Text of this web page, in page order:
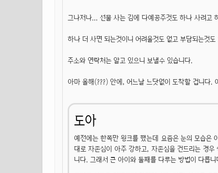
그나저나... 선물 사는 김에 다예공주것도 하나 사려고
하나 더 사면 되는것이니 어려울것도 없고 부담되는것도
주소와 연락처는 알고 있으니 보낼수 있습니다.
아마 올해(???) 안에, 어느날 느닷없이 도착할 겁니다.
도아
예전에는 한쪽만 윙크를 했는데 요즘은 눈의 모습은
대로 자존심이 아주 강하고, 자존심을 건드리는 경
니다. 그래서 큰 아이와 둘째를 다루는 방법이 다릅니